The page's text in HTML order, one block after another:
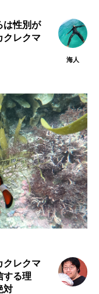
クロダイ
コイ
イ
ンザメ
ポ
は性別が
レクマ
海人
クレクマ
する理
対